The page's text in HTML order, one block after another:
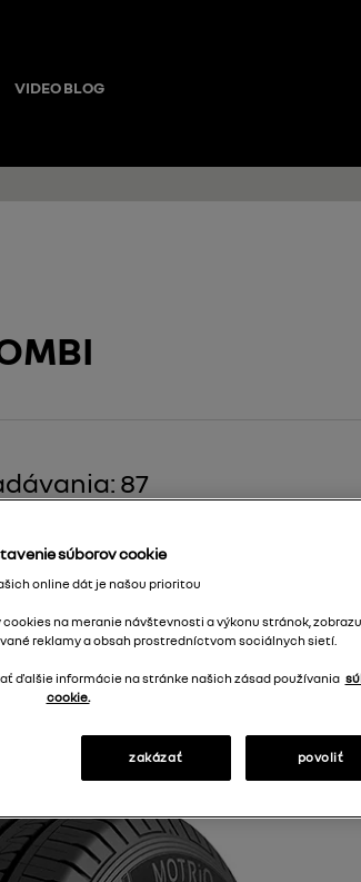
VIDEO BLOG
: 87
65R16C 107/105 T Strednádostupnosť
72dB C T C
súborov cookie
online dát je našou prioritou
cookies na meranie návštevnosti a výkonu stránok,
reklamy a obsah prostredníctvom sociálnych sietí.
ďalšie informácie na stránke našich zásad používania
cookie.
zakázať povoliť